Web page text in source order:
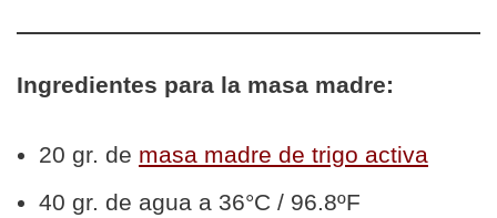
Ingredientes para la masa madre:
20 gr. de masa madre de trigo activa
40 gr. de agua a 36°C / 96.8ºF